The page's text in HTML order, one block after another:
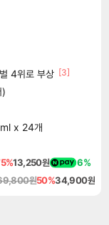
4위로 부상 [3]
)
x 24개
13,250원 6%
원50%34,900원